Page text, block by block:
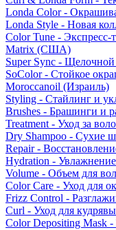
Londa Color -
Londa Style - Новая
Color Tune - Экспресс-
Matrix (США)
Super Sync -
SoColor - Стойкое
Moroccanoil (Израиль)
Styling - Стайлинг и
Brushes - Брашинги и
Treatment - Уход за
Dry Shampoo - Сухие
Repair -
Hydration -
Volume - Объем для
Color Care - Уход для
Frizz Control -
Curl - Уход для
Color Depositing Mask